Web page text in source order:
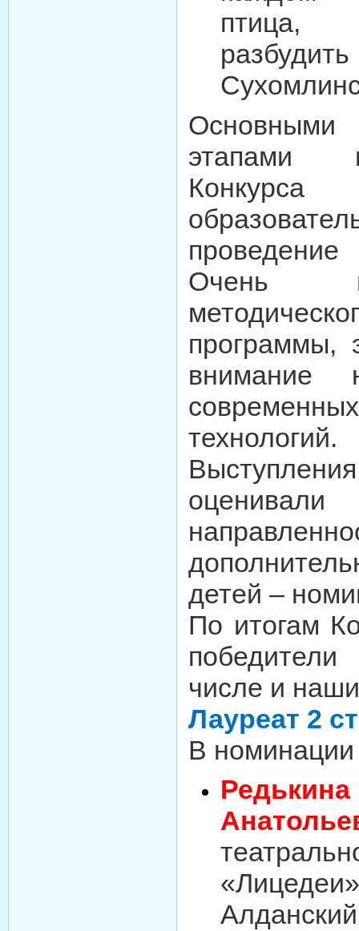
птица,
этапами
проведение
Очень
программы,
внимание
технологий.
детей –
По итогам
числе и
Лауреат 2
В